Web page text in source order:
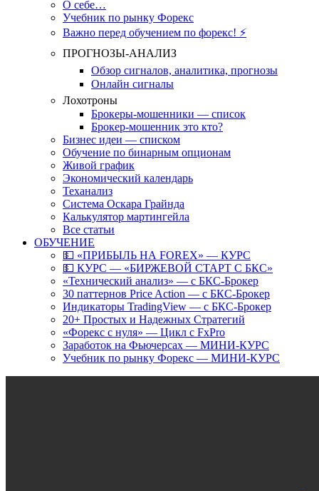
О себе…
Учебник по рынку Форекс
Важно перед обучением по форекс! ⚡
ПРОГНОЗЫ-АНАЛИЗ
Обзор сигналов, аналитика, прогнозы
Онлайн сигналы
Лохотроны
Брокеры-мошенники — список
Брокер-мошенник это кто?
Бизнес идеи — списком
Обучение по бинарным опционам
Живой график
Экономический календарь
Теханализ
Система Оскара Грайнда
Калькулятор мартингейла
Все статьи
ОБУЧЕНИЕ
💵 «ПРИБЫЛЬ НА FOREX» — КУРС
💵 КУРС — «БИРЖЕВОЙ СТАРТ С БКС»
«Технический анализ» — с БКС-Брокер
30 паттернов Price Action — с БКС-Брокер
Индикаторы TradingView — с БКС-Брокер
20+ Простых и Надежных Стратегий
«Форекс с нуля» — Цикл с FxPro
Заработок на Фьючерсах — МИНИ-КУРС
Учебник по рынку Форекс — МИНИ-КУРС